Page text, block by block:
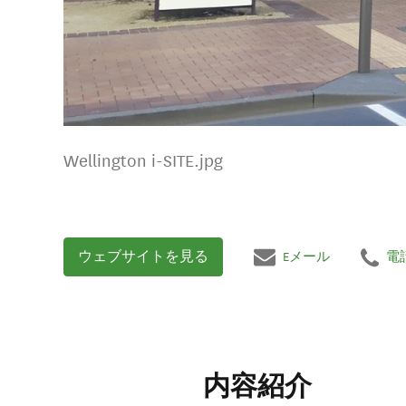
Wellington i-SITE.jpg
ウェブサイトを見る Eメール 電
内容紹介